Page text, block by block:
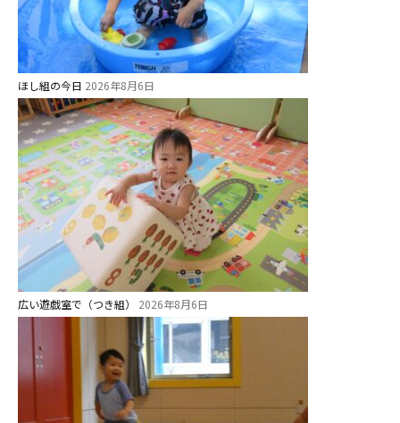
ほし組の今日 2026年8月6日
広い遊戯室で（つき組） 2026年8月6日